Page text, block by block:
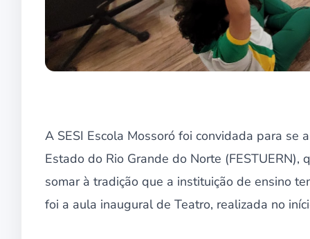
A SESI Escola Mossoró foi convidada para
Estado do Rio Grande do Norte
somar à tradição que a instituição de ensino
foi a aula inaugural de Teatro, realizada no